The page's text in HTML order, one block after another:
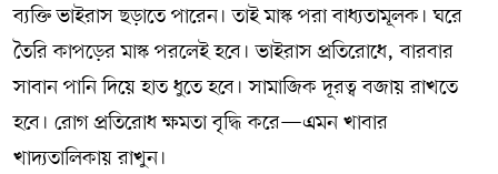
ব্যক্তি ভাইরাস ছড়াতে পারেন। তাই মাস্ক পরা বাধ্যতামূলক। ঘরে
তৈরি কাপড়ের মাস্ক পরলেই হবে। ভাইরাস প্রতিরোধে, বারবার
সাবান পানি দিয়ে হাত ধুতে হবে। সামাজিক দূরত্ব বজায় রাখতে
হবে। রোগ প্রতিরোধ ক্ষমতা বৃদ্ধি করে—এমন খাবার
খাদ্যতালিকায় রাখুন।